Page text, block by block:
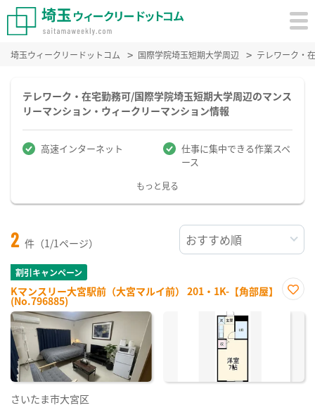
埼玉ウィークリードットコム 国際学院埼玉短期大学周辺 テレワーク・
テレワーク・在宅勤務可/国際学院埼玉短期大学周辺のマンス
リーマンション・ウィークリーマンション情報
高速インターネット
仕事に集中できる作業スペ
ース
もっと見る
2 件（1/1ページ）
割引キャンペーン
Kマンスリー大宮駅前（大宮マルイ前） 201・1K-【角部屋】
(No.796885)
に入
さいたま市大宮区